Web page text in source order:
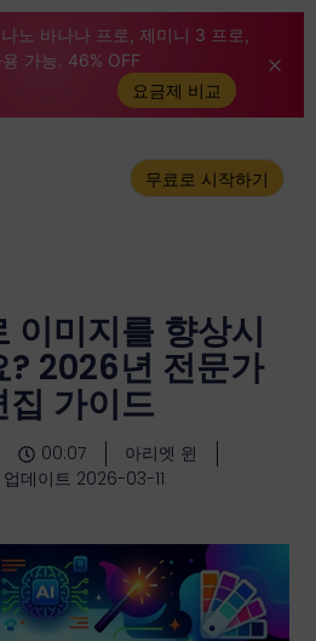
노 바나나 프로, 제미니 3 프로,
가능. 46% OFF
요금제 비교
무료로 시작하기
이미지를 향상시
? 2026년 전문가
집 가이드
00:07
아리엣 윈
데이트 2026-03-11